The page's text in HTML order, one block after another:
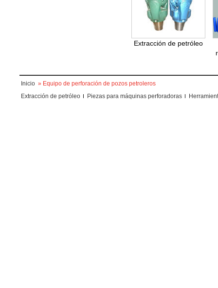
Extracción de petróleo
Inicio » Equipo de perforación de pozos petroleros
Extracción de petróleo
Piezas para máquinas perforadoras